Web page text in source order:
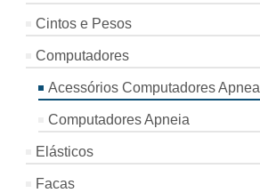
Cintos e Pesos
Computadores
Acessórios Computadores Apnea
Computadores Apneia
Elásticos
Facas